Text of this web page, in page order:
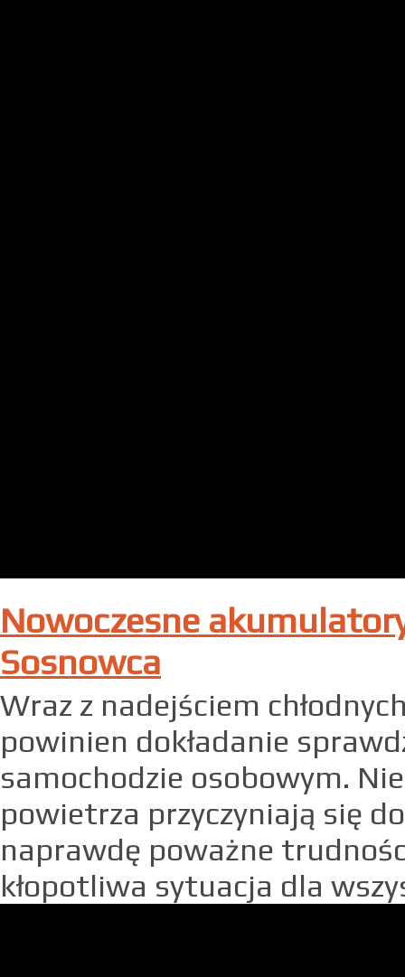
Nowoczesne
Sosnowca
Wraz z nadejściem
powinien dokładanie
samochodzie osobowym.
powietrza przyczyniają się
naprawdę poważne
kłopotliwa sytuacja dla